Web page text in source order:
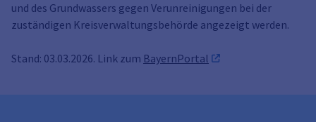
und des Grundwassers gegen Verunreinigungen bei der
zuständigen Kreisverwaltungsbehörde angezeigt werden.
Stand: 03.03.2026. Link zum BayernPortal